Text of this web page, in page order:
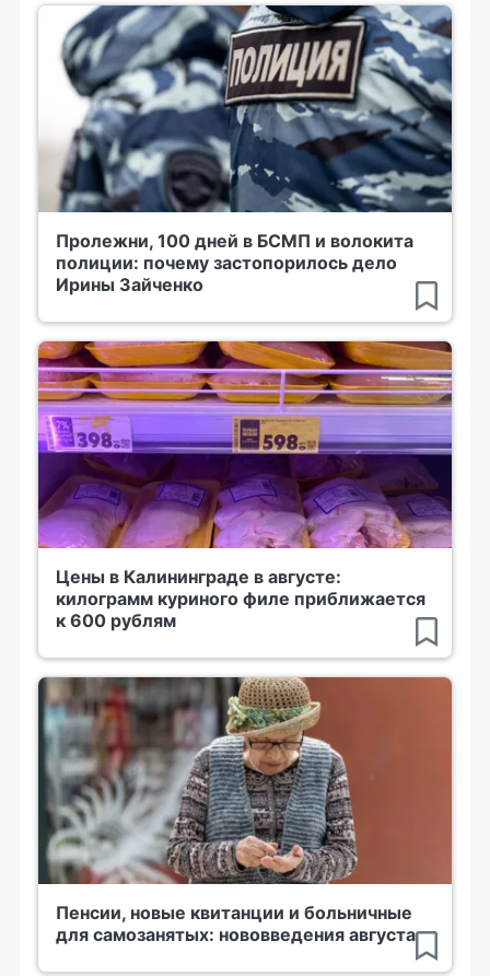
Пролежни, 100 дней в БСМП и волокита
полиции: почему застопорилось дело
Ирины Зайченко
Цены в Калининграде в августе:
килограмм куриного филе приближается
к 600 рублям
Пенсии, новые квитанции и больничные
для самозанятых: нововведения августа